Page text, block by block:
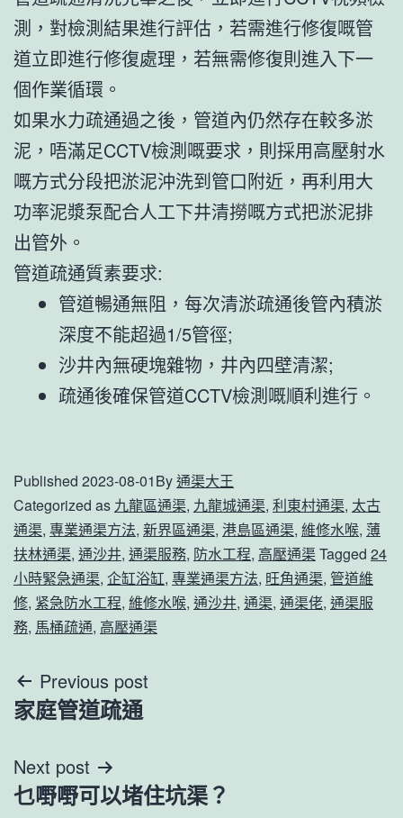
測，對檢測結果進行評估，若需進行修復嘅管
道立即進行修復處理，若無需修復則進入下一
個作業循環。
如果水力疏通過之後，管道內仍然存在較多淤
泥，唔滿足CCTV檢測嘅要求，則採用高壓射水
嘅方式分段把淤泥沖洗到管口附近，再利用大
功率泥漿泵配合人工下井清撈嘅方式把淤泥排
出管外。
管道疏通質素要求:
管道暢通無阻，每次清淤疏通後管內積淤
深度不能超過1/5管徑;
沙井內無硬塊雜物，井內四壁清潔;
疏通後確保管道CCTV檢測嘅順利進行。
Published 2023-08-01By通渠大王
Categorized as 九龍區通渠, 九龍城通渠, 利東村通渠, 太古
通渠, 專業通渠方法, 新界區通渠, 港島區通渠, 維修水喉, 薄
扶林通渠, 通沙井, 通渠服務, 防水工程, 高壓通渠 Tagged 24
小時緊急通渠, 企缸浴缸, 專業通渠方法, 旺角通渠, 管道維
修, 紧急防水工程, 維修水喉, 通沙井, 通渠, 通渠佬, 通渠服
務, 馬桶疏通, 高壓通渠
文
章
導
覽
Previous post
家庭管道疏通
Next post
乜嘢嘢可以堵住坑渠？